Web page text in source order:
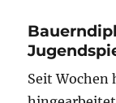
Seit Wochen